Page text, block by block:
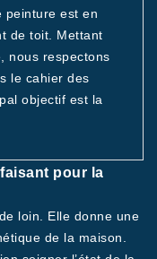
peinture est en
de toit. Mettant
nous respectons
le cahier des
objectif est la
pour la
loin. Elle donne une
de la maison.